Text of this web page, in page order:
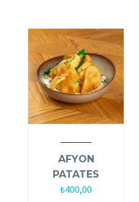
AFYON
PATATES
₺400,00